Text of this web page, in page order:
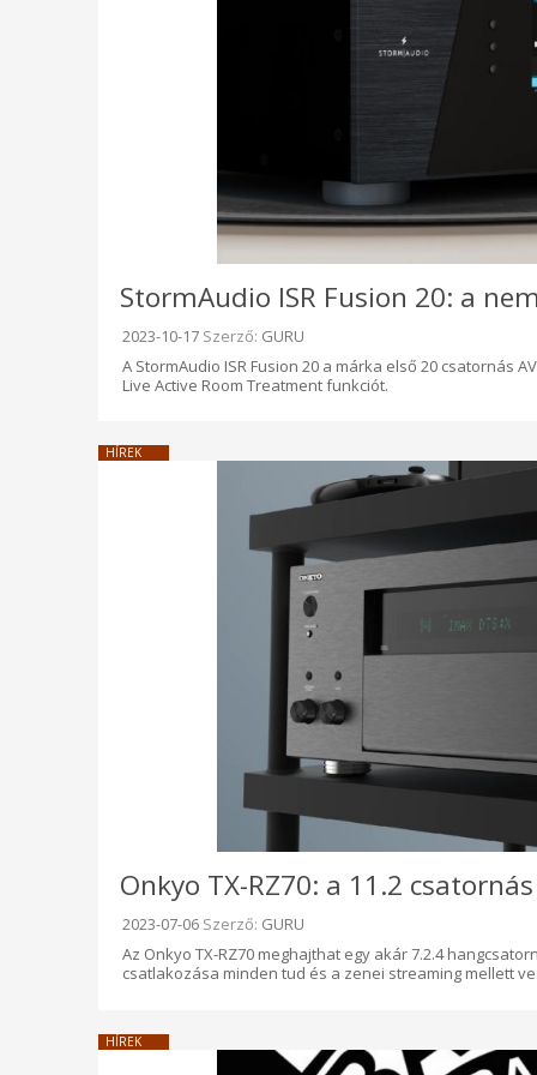
StormAudio ISR Fusion 20: a
Beküldve:
2023-10-17 Szerző: GURU
A StormAudio ISR Fusion 20 a márka első 20 csatornás
Live Active Room Treatment funkciót.
HÍREK
Onkyo TX-RZ70: a 11.2
Beküldve:
2023-07-06 Szerző: GURU
Az Onkyo TX-RZ70 meghajthat egy akár 7.2.4
csatlakozása minden tud és a zenei streaming mellett
HÍREK